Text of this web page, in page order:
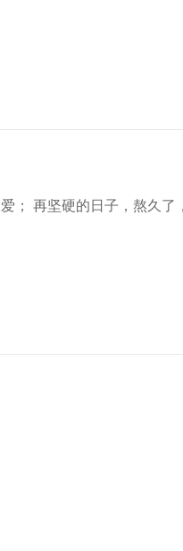
； 再坚硬的日子，熬久了